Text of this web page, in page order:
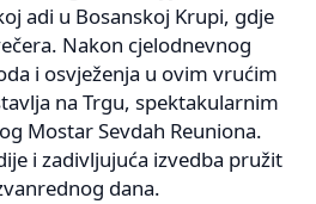
adi u Bosanskoj Krupi, gdje
Nakon cjelodnevnog
i osvježenja u ovim vrućim
na Trgu, spektakularnim
Mostar Sevdah Reuniona.
i zadivljujuća izvedba pružit
dana.